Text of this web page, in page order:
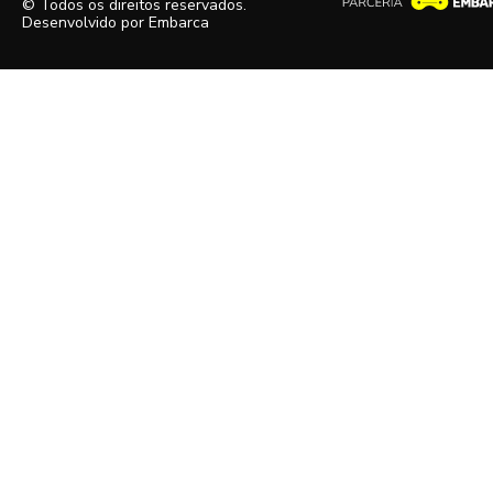
© Todos os direitos reservados.
Desenvolvido por Embarca